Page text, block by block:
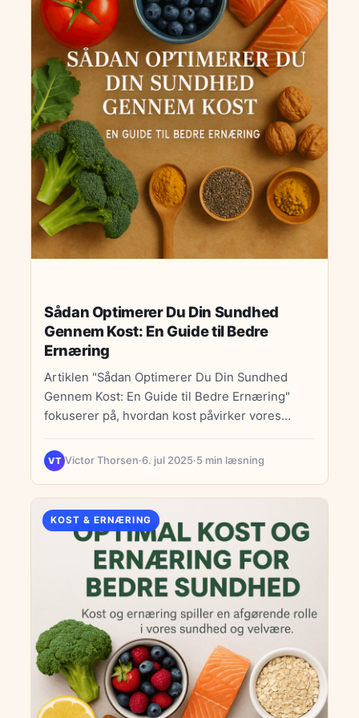
læsere.
fokuserer på protein, komplekse kulhydrater og
sunde fedtstoffer. Artiklen understreger
vigtigheden af vitaminer og mineraler som
vitamin D, magnesium og jern. Myter om sund
mad afkræftes, og der gives råd om, hvordan
man kan tilpasse sin kost til specifikke
helbredstilstande som diabetes og
maveproblemer. Afslutningsvis opfordres
læserne til at gøre sund kost til en livsstil
gennem gradvise ændringer.
Sådan Optimerer Du Din Sundhed
Gennem Kost: En Guide til Bedre
Ernæring
Artiklen "Sådan Optimerer Du Din Sundhed
Gennem Kost: En Guide til Bedre Ernæring"
fokuserer på, hvordan kost påvirker vores
vigtigheden af en antiinflammatorisk kost, der
kan reducere risikoen for alvorlige sygdomme,
kosten. Nøglefødevarer som bær, fed fisk,
nødder og sunde krydderier anbefales. Artiklen
præsenterer også effektive strategier for
vægttab, herunder bæredygtige kostplaner og
undgåelse af forarbejdede fødevarer. Myter om
sund mad, såsom at alle fedtstoffer er dårlige,
adresseres for at give en korrekt forståelse af
næringsstoffer. En plantebaseret kost
fremhæves som en sund livsstil, der kan
forbedre sundheden og reducere
sygdomsrisici. Artiklen afslutter med en
VT Victor Thorsen·6. jul 2025·5 min læsning
KOST & ERNÆRING